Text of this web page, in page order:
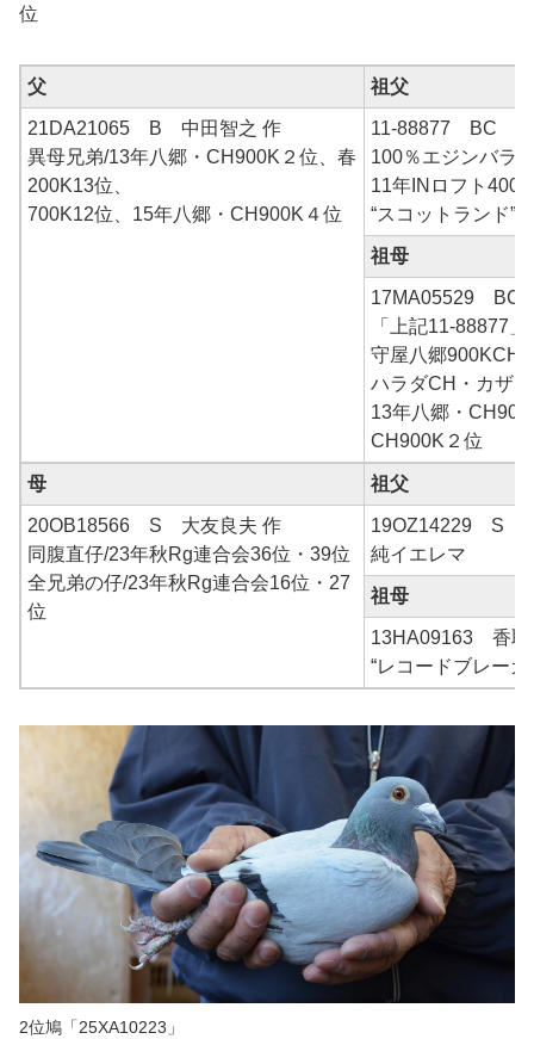
位
父 祖父
21DA21065 B 中田智之 作
異母兄弟/13年八郷・CH900K２位、春
200K13位、
700K12位、15年八郷・CH900K４位
11-88877 BC 守
100％エジンバラ
11年INロフト400K
“スコットランド
祖母
17MA05529
「上記11-88877」
守屋八郷900KCH
ハラダCH・カザ
13年八郷・
CH900K２位
母 祖父
20OB18566 S 大友良夫 作
同腹直仔/23年秋Rg連合会36位・39位
全兄弟の仔/23年秋Rg連合会16位・27
位
19OZ14229 S
純イエレマ
祖母
13HA09163 香取
“レコードブレーカ
2位鳩「25XA10223」